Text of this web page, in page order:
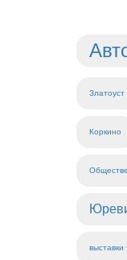
Златоуст
Коркино
выставки